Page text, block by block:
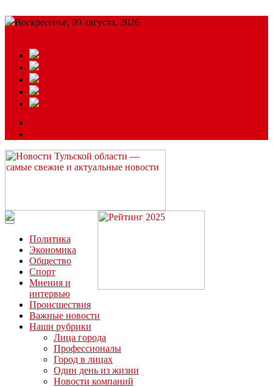
Воскресенье, 09 августа, 2026
Читайте последние новости дня в Тульской области на сайте
“ЗаНовомосковск”
Политика
Экономика
Общество
Спорт
Мнения и
интервью
Происшествия
Важные новости
Наши рубрики
Лица города
Профессионалы
Город в лицах
Один день из жизни
Новости компаний